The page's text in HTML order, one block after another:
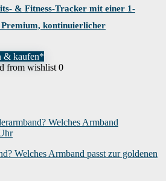
& Fitness-Tracker mit einer 1-
kontinuierlicher
& kaufen*
from wishlist 0
Welches Armband passt zur goldenen